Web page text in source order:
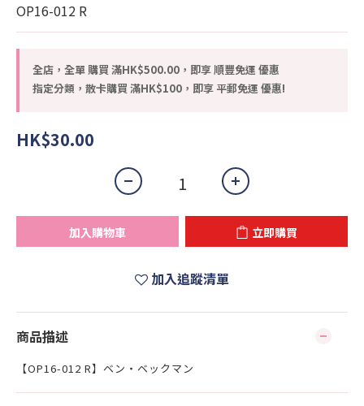
OP16-012 R
全店，全單 購買 滿HK$500.00，即享 順豐免運 優惠
指定分類，散卡購買 滿HK$100，即享 平郵免運 優惠!
HK$30.00
加入購物車 立即購買
加入追蹤清單
商品描述
【OP16-012 R】ベン・ベックマン